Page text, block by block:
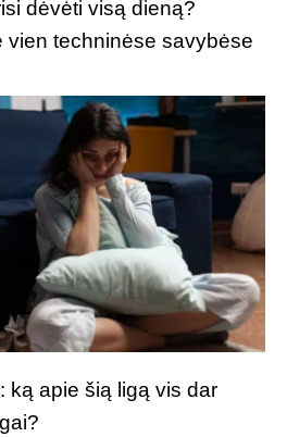
dėvėti visą dieną?
vien techninėse savybėse
ką apie šią ligą vis dar